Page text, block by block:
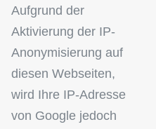
Aufgrund der
Aktivierung der IP-
Anonymisierung auf
diesen Webseiten,
wird Ihre IP-Adresse
von Google jedoch